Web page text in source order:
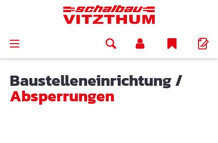
Baustelleneinrichtung/
Absperrungen